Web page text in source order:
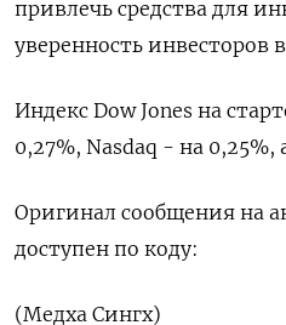
привлечь средства ‌для
уверенность ​инвесторов
Индекс Dow Jones ​на
0,27%, Nasdaq - на 0,25%,
Оригинал ‌сообщения на
доступен по коду:
(Медха ‌Сингх)